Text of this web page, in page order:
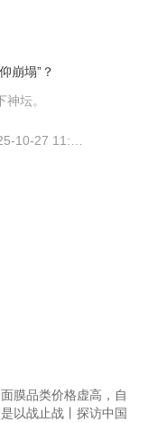
崩塌”？
坛。
膜品类价格虚高，自
以战止战丨探访中国